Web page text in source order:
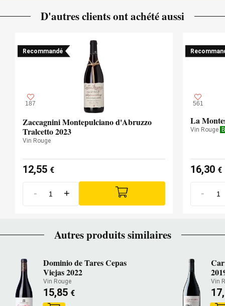
D'autres clients ont achété aussi
Recommandé
187
Zaccagnini Montepulciano d'Abruzzo
Tralcetto 2023
Vin Rouge
12,55 €
- +
561
La
Vin Rouge
16,30 €
-
Autres produits similaires
Dominio de Tares Cepas
Viejas 2022
Vin Rouge
15,85 €
Vin